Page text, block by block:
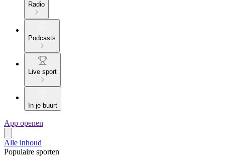
Radio
Podcasts
Live sport
In je buurt
App openen
Alle inhoud
Populaire sporten